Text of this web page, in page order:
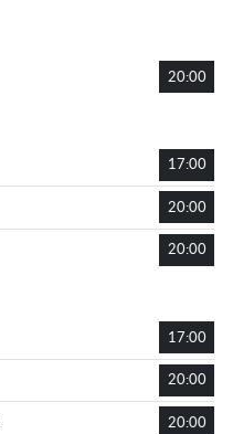
20:00
17:00
20:00
20:00
17:00
20:00
20:00